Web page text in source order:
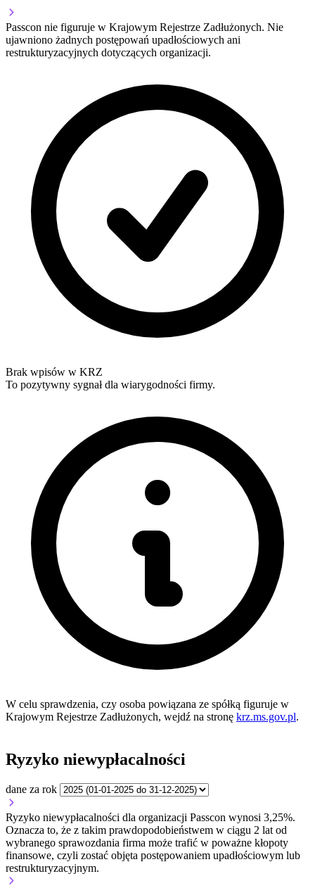
Passcon nie figuruje w Krajowym Rejestrze Zadłużonych. Nie
ujawniono żadnych postępowań upadłościowych ani
restrukturyzacyjnych dotyczących organizacji.
Brak wpisów w KRZ
To pozytywny sygnał dla wiarygodności firmy.
W celu sprawdzenia, czy osoba powiązana ze spółką figuruje w
Krajowym Rejestrze Zadłużonych, wejdź na stronę krz.ms.gov.pl.
Ryzyko niewypłacalności
dane za rok
Ryzyko niewypłacalności dla organizacji Passcon wynosi 3,25%.
Oznacza to, że z takim prawdopodobieństwem w ciągu 2 lat od
wybranego sprawozdania firma może trafić w poważne kłopoty
finansowe, czyli zostać objęta postępowaniem upadłościowym lub
restrukturyzacyjnym.